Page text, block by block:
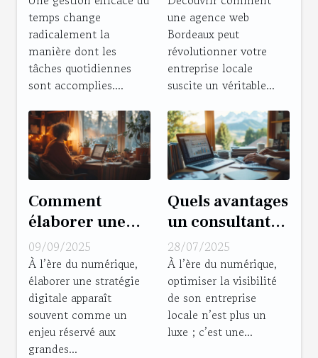
votre
productivité?
temps change
radicalement la
manière dont les
tâches quotidiennes
sont accomplies....
votre entreprise
locale
une agence web
Bordeaux peut
révolutionner votre
entreprise locale
suscite un véritable...
Comment
élaborer une
stratégie
digitale efficace
sans budget
conséquent ?
09/09/2025
À l’ère du numérique,
élaborer une stratégie
digitale apparaît
souvent comme un
enjeu réservé aux
grandes...
Quels avantages
un consultant
SEO à Grenoble
peut-il apporter
à votre
entreprise
locale ?
28/07/2025
À l’ère du numérique,
optimiser la visibilité
de son entreprise
locale n’est plus un
luxe ; c’est une...